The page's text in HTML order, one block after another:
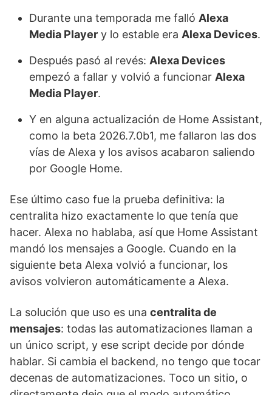
Durante una temporada me falló Alexa
Media Player y lo estable era Alexa Devices.
Después pasó al revés: Alexa Devices
empezó a fallar y volvió a funcionar Alexa
Media Player.
Y en alguna actualización de Home Assistant,
como la beta 2026.7.0b1, me fallaron las dos
vías de Alexa y los avisos acabaron saliendo
por Google Home.
Ese último caso fue la prueba definitiva: la
centralita hizo exactamente lo que tenía que
hacer. Alexa no hablaba, así que Home Assistant
mandó los mensajes a Google. Cuando en la
siguiente beta Alexa volvió a funcionar, los
avisos volvieron automáticamente a Alexa.
La solución que uso es una centralita de
mensajes: todas las automatizaciones llaman a
un único script, y ese script decide por dónde
hablar. Si cambia el backend, no tengo que tocar
decenas de automatizaciones. Toco un sitio, o